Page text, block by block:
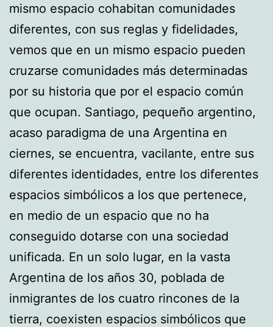
mismo espacio cohabitan comunidades
diferentes, con sus reglas y fidelidades,
vemos que en un mismo espacio pueden
cruzarse comunidades más determinadas
por su historia que por el espacio común
que ocupan. Santiago, pequeño argentino,
acaso paradigma de una Argentina en
ciernes, se encuentra, vacilante, entre sus
diferentes identidades, entre los diferentes
espacios simbólicos a los que pertenece,
en medio de un espacio que no ha
conseguido dotarse con una sociedad
unificada. En un solo lugar, en la vasta
Argentina de los años 30, poblada de
inmigrantes de los cuatro rincones de la
tierra, coexisten espacios simbólicos que